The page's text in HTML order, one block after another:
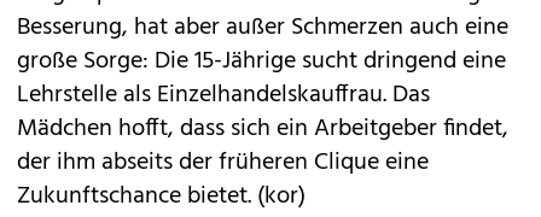
Besserung, hat aber außer Schmerzen auch eine
große Sorge: Die 15-Jährige sucht dringend eine
Lehrstelle als Einzelhandelskauffrau. Das
Mädchen hofft, dass sich ein Arbeitgeber findet,
der ihm abseits der früheren Clique eine
Zukunftschance bietet. (kor)